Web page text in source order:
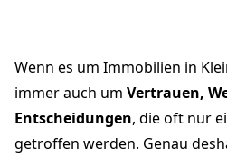
Wenn es um Immobilien in
immer auch um Vertrauen,
Entscheidungen, die oft nur
getroffen werden. Genau